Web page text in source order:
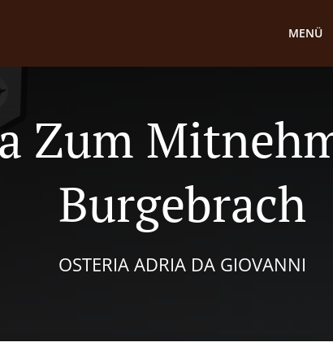
MENÜ
Zum
Burgebrach
OSTERIA ADRIA DA GIOVANNI